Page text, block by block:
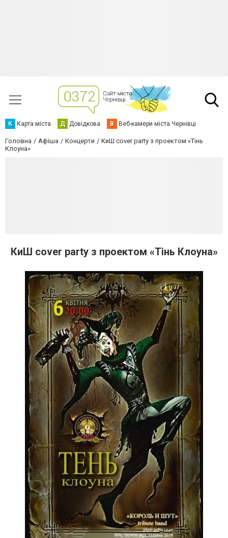
К Карта міста Д Довідкова В Веб-камери міста Чернівці
Головна Афіша Концерти
КиШ cover party з проектом «Тінь
Клоуна»
КиШ cover party з проектом «Тінь Клоуна»